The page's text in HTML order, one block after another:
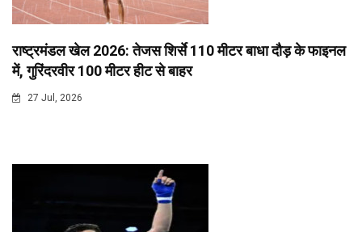
राष्ट्रमंडल खेल 2026: तेजस शिर्से 110 मीटर बाधा दौड़ के फाइनल
में, गुरिंदरवीर 100 मीटर हीट से बाहर
27 Jul, 2026